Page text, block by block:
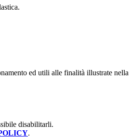
ed utili alle finalità illustrate nella
disabilitarli.
.